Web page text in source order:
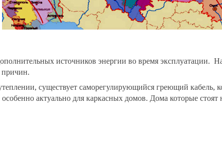
источников энергии во время эксплуатации.
причин.
существует саморегулирующийся греющий
актуально для каркасных домов. Дома которые